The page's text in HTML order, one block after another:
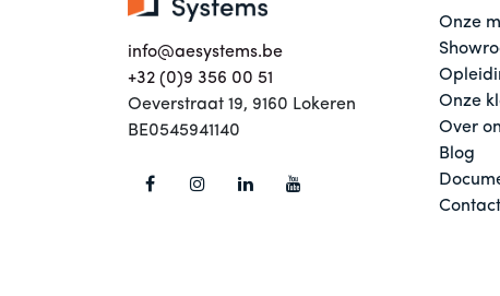
info@aesystems.be
+32 (0)9 356 00 51
Oeverstraat 19, 9160 Lokeren
BE0545941140
Onze
Onze
Over
Blog